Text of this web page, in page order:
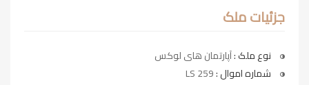
جزئیات ملک
نوع ملک :آپارتمان های لوکس
شماره اموال :